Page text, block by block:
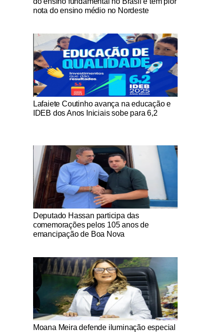
nota do ensino médio no Nordeste
Notícias Católicas
Lafaiete Coutinho avança na educação e
IDEB dos Anos Iniciais sobe para 6,2
Notícias Católicas
Deputado Hassan participa das
comemorações pelos 105 anos de
emancipação de Boa Nova
Notícias Católicas
Moana Meira defende iluminação especial